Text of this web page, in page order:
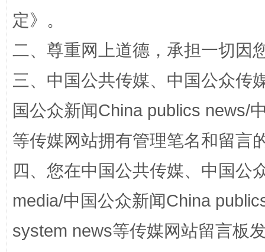
定》。
二、尊重网上道德，承担一切因
三、中国公共传媒、中国公众传
国公众新闻China publics news/
等传媒网站拥有管理笔名和留言
四、您在中国公共传媒、中国公
media/中国公众新闻China
system news等传媒网站留言板